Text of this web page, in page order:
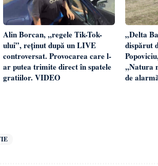
Alin Borcan, ,,regele Tik-Tok-
ului”, reținut după un LIVE
controversat. Provocarea care l-
ar putea trimite direct în spatele
gratiilor. VIDEO
„Delta
dispărut
,,Natura
de